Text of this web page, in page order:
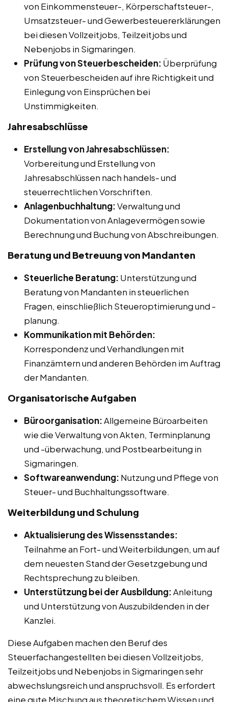
von Einkommensteuer-, Körperschaftsteuer-,
Umsatzsteuer- und Gewerbesteuererklärungen
bei diesen Vollzeitjobs, Teilzeitjobs und
Nebenjobs in Sigmaringen.
Prüfung von Steuerbescheiden: Überprüfung
von Steuerbescheiden auf ihre Richtigkeit und
Einlegung von Einsprüchen bei
Unstimmigkeiten.
Jahresabschlüsse
Erstellung von Jahresabschlüssen:
Vorbereitung und Erstellung von
Jahresabschlüssen nach handels- und
steuerrechtlichen Vorschriften.
Anlagenbuchhaltung:Verwaltung und
Dokumentation von Anlagevermögen sowie
Berechnung und Buchung von Abschreibungen.
Beratung und Betreuung von Mandanten
Steuerliche Beratung: Unterstützung und
Beratung von Mandanten in steuerlichen
Fragen, einschließlich Steueroptimierung und -
planung.
Kommunikation mit Behörden:
Korrespondenz und Verhandlungen mit
Finanzämtern und anderen Behörden im Auftrag
der Mandanten.
Organisatorische Aufgaben
Büroorganisation:Allgemeine Büroarbeiten
wie die Verwaltung von Akten, Terminplanung
und -überwachung, und Postbearbeitung in
Sigmaringen.
Softwareanwendung: Nutzung und Pflege von
Steuer- und Buchhaltungssoftware.
Weiterbildung und Schulung
Aktualisierung des Wissensstandes:
Teilnahme an Fort- und Weiterbildungen, um auf
dem neuesten Stand der Gesetzgebung und
Rechtsprechung zu bleiben.
Unterstützung bei der Ausbildung:Anleitung
und Unterstützung von Auszubildenden in der
Kanzlei.
Diese Aufgaben machen den Beruf des
Steuerfachangestellten bei diesen Vollzeitjobs,
Teilzeitjobs und Nebenjobs in Sigmaringen sehr
abwechslungsreich und anspruchsvoll. Es erfordert
eine gute Mischung aus theoretischem Wissen und